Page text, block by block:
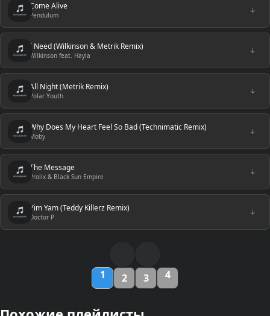
Соmе Аlivе
Pendulum
↓
I Need (Wilkinson & Metrik Remix)
Wilkinson feat. Hayla
↓
All Night (Metrik Remix)
Polar Youth
↓
Why Does My Heart Feel So Bad (Technimatic Remix)
Moby
↓
The Message
Prolix & Black Sun Empire
↓
Yim Yam (Teddy Killerz Remix)
Doctor P
↓
1 2 3 4